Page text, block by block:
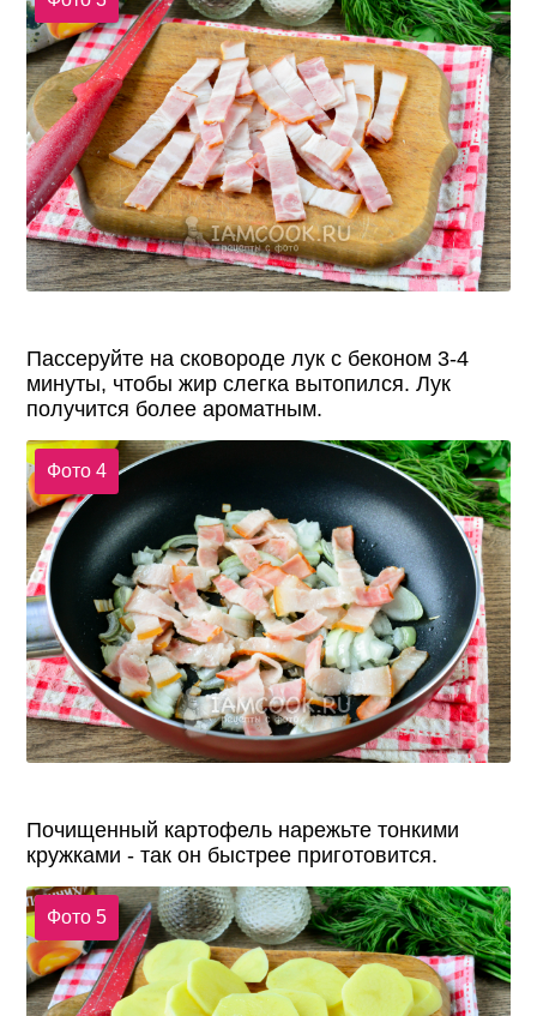
Пассеруйте на сковороде лук с беконом 3-4
минуты, чтобы жир слегка вытопился. Лук
получится более ароматным.
Фото 4
Почищенный картофель нарежьте тонкими
кружками - так он быстрее приготовится.
Фото 5